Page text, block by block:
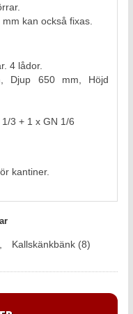
kan också fixas.
4 lådor.
Djup 650 mm, Höjd
3 + 1 x GN 1/6
kantiner.
Kallskänkbänk (8)